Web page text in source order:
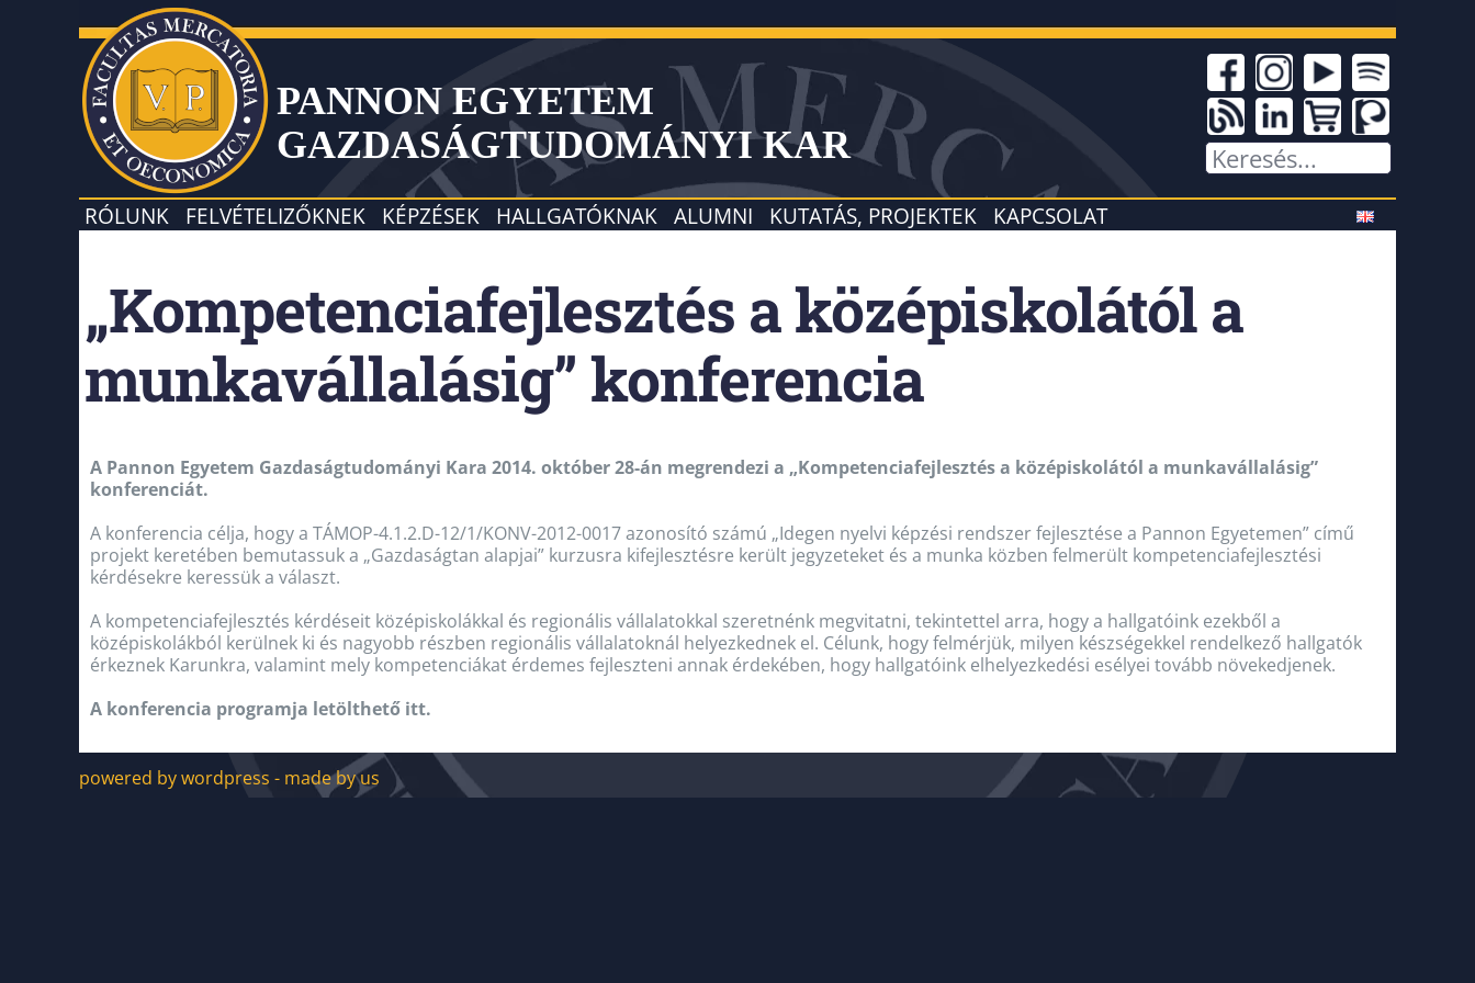
PANNON EGYETEM
GAZDASÁGTUDOMÁNYI KAR
RÓLUNK FELVÉTELIZŐKNEK KÉPZÉSEK HALLGATÓKNAK ALUMNI KUTATÁS, PROJEKTEK KAPCSOLAT
„Kompetenciafejlesztés a középiskolától a
munkavállalásig” konferencia
A Pannon Egyetem Gazdaságtudományi Kara 2014. október 28-án megrendezi a „Kompetenciafejlesztés a középiskolától a munkavállalásig”
konferenciát.
A konferencia célja, hogy a TÁMOP-4.1.2.D-12/1/KONV-2012-0017 azonosító számú „Idegen nyelvi képzési rendszer fejlesztése a Pannon Egyetemen” című
projekt keretében bemutassuk a „Gazdaságtan alapjai” kurzusra kifejlesztésre került jegyzeteket és a munka közben felmerült kompetenciafejlesztési
kérdésekre keressük a választ.
A kompetenciafejlesztés kérdéseit középiskolákkal és regionális vállalatokkal szeretnénk megvitatni, tekintettel arra, hogy a hallgatóink ezekből a
középiskolákból kerülnek ki és nagyobb részben regionális vállalatoknál helyezkednek el. Célunk, hogy felmérjük, milyen készségekkel rendelkező hallgatók
érkeznek Karunkra, valamint mely kompetenciákat érdemes fejleszteni annak érdekében, hogy hallgatóink elhelyezkedési esélyei tovább növekedjenek.
A konferencia programja letölthető itt.
powered by wordpress - made by us